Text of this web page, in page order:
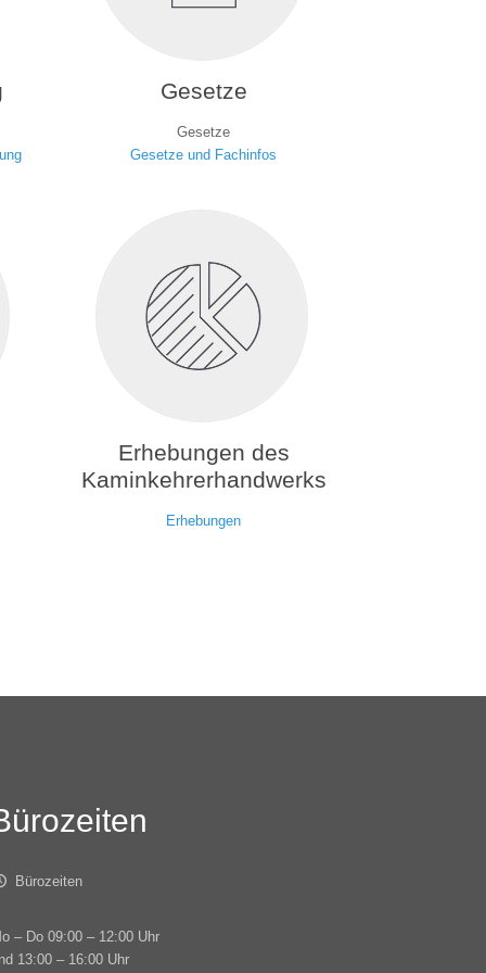
Gesetze
Gesetze
Gesetze und Fachinfos
Erhebungen des
Kaminkehrerhandwerks
Erhebungen
Bürozeiten
– Do 09:00 – 12:00 Uhr
13:00 – 16:00 Uhr